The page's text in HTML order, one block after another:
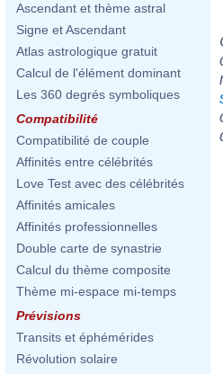
Ascendant et thème astral
Signe et Ascendant
Atlas astrologique gratuit
Calcul de l'élément dominant
Les 360 degrés symboliques
Compatibilité
Compatibilité de couple
Affinités entre célébrités
Love Test avec des célébrités
Affinités amicales
Affinités professionnelles
Double carte de synastrie
Calcul du thème composite
Thème mi-espace mi-temps
Prévisions
Transits et éphémérides
Révolution solaire